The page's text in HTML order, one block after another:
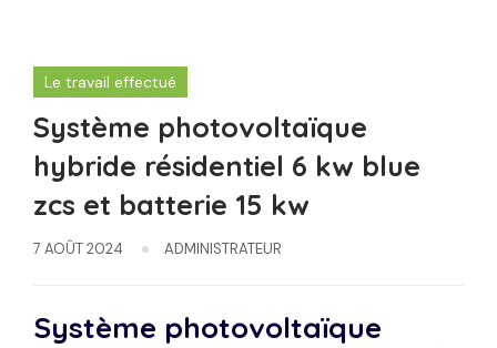
Le travail effectué
Système photovoltaïque
hybride résidentiel 6 kw blue
zcs et batterie 15 kw
7 AOÛT 2024 ADMINISTRATEUR
Système photovoltaïque